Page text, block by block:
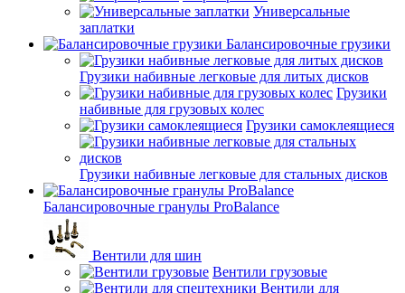
Универсальные
заплатки
Балансировочные грузики
Грузики набивные легковые для литых дисков
Грузики
набивные для грузовых колес
Грузики самоклеящиеся
Грузики набивные легковые для стальных дисков
Балансировочные гранулы ProBalance
Вентили для шин
Вентили грузовые
Вентили для